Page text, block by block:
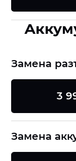
Замена
3
Замена